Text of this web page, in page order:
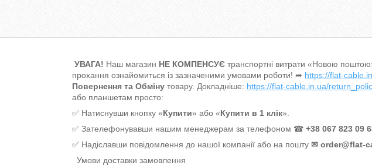
УВАГА! Наш магазин НЕ КОМПЕНСУЄ транспортні витрати «Новою
прохання ознайомиться із зазначеними умовами роботи! ➦ https://flat-
Повернення та Обміну товару. Докладніше: https://flat-cable.in.ua/
або планшетам просто:
✅ Натиснувши кнопку «Купити» або «Купити в 1 клік».
✅ Зателефонувавши нашим менеджерам за телефоном ☎ +38 067 823 09
✅ Надіславши повідомлення до нашої компанії або на пошту ✉ order@flat-
Умови доставки замовлення